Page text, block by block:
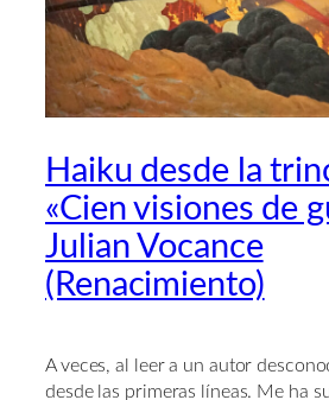
Haiku desde la
«Cien visiones de
Julian Vocance
(Renacimiento)
A veces, al leer a un autor
desde las primeras líneas. Me ha